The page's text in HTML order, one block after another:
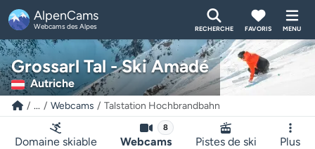
AlpenCams
Webcams des Alpes RECHERCHE FAVORIS MENU
Grossarl Tal - Ski Amadé
Autriche
... Webcams Talstation Hochbrandbahn
Domaine skiable
8
Webcams Pistes de ski Plus